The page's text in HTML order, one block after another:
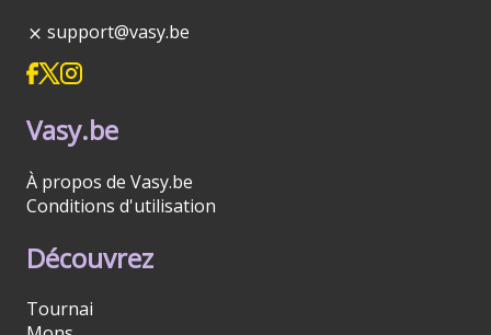
support@vasy.be
Vasy.be
À propos de Vasy.be
Conditions d'utilisation
Découvrez
Tournai